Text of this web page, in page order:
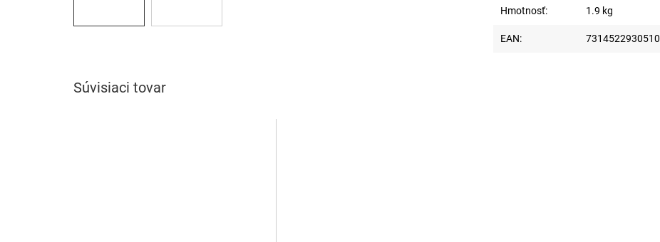
Hmotnosť: 1.9 kg
EAN: 7314522930510
Súvisiaci tovar